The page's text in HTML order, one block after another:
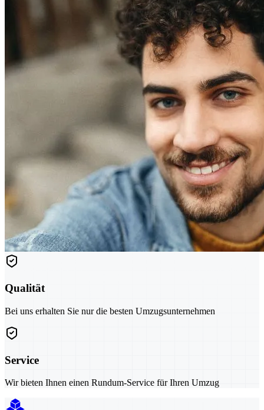
Qualität
Bei uns erhalten Sie nur die besten Umzugsunternehmen
Service
Wir bieten Ihnen einen Rundum-Service für Ihren Umzug